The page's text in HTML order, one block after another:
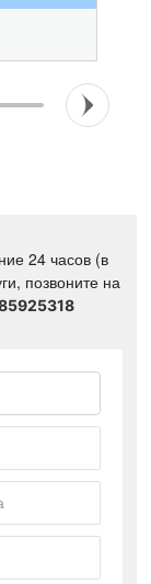
24 часов (в
позвоните на